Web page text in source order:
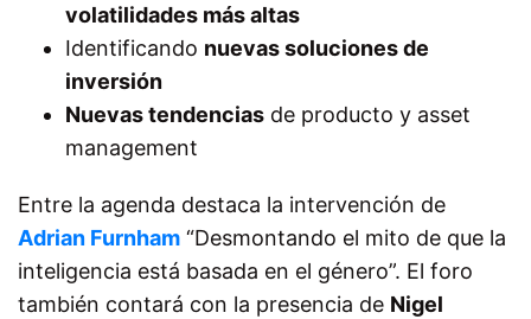
volatilidades más altas
Identificando nuevas soluciones de
inversión
Nuevas tendencias de producto y asset
management
Entre la agenda destaca la intervención de
Adrian Furnham “Desmontando el mito de que la
inteligencia está basada en el género”. El foro
también contará con la presencia de Nigel